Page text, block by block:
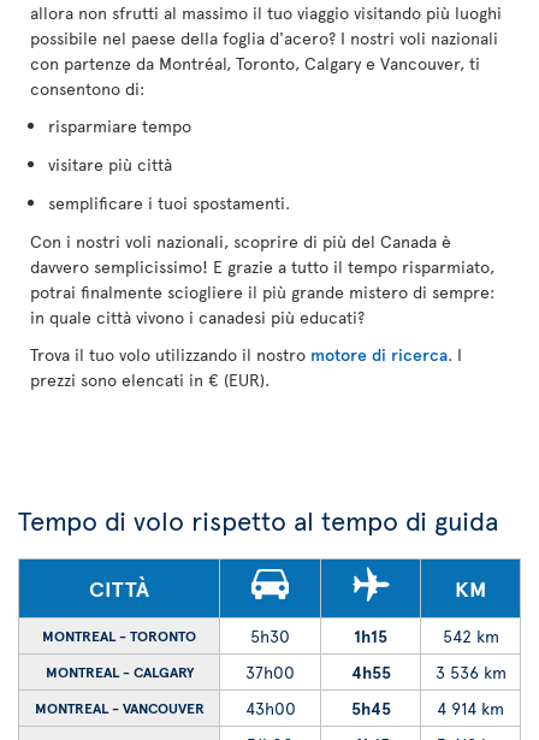
allora non sfrutti al massimo il tuo viaggio visitando più luoghi
possibile nel paese della foglia d'acero? I nostri voli nazionali
con partenze da Montréal, Toronto, Calgary e Vancouver, ti
consentono di:
risparmiare tempo
visitare più città
semplificare i tuoi spostamenti.
Con i nostri voli nazionali, scoprire di più del Canada è
davvero semplicissimo! E grazie a tutto il tempo risparmiato,
potrai finalmente sciogliere il più grande mistero di sempre:
in quale città vivono i canadesi più educati?
Trova il tuo volo utilizzando il nostro motore di ricerca. I
prezzi sono elencati in € (EUR).
Tempo di volo rispetto al tempo di guida
CITTÀ KM
MONTREAL - TORONTO 5h30 1h15 542 km
MONTREAL - CALGARY 37h00 4h55 3 536 km
MONTREAL - VANCOUVER 43h00 5h45 4 914 km